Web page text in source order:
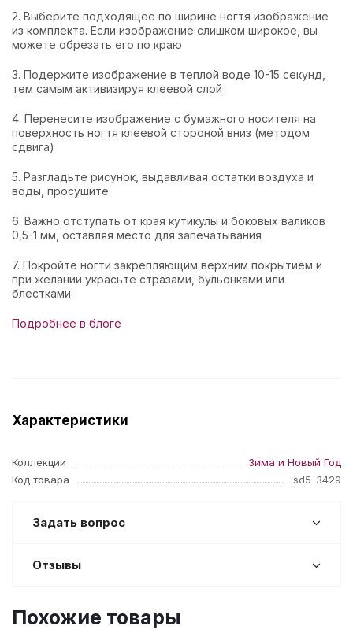
2. Выберите подходящее по ширине ногтя изображение
из комплекта. Если изображение слишком широкое, вы
можете обрезать его по краю
3. Подержите изображение в теплой воде 10-15 секунд,
тем самым активизируя клеевой слой
4. Перенесите изображение с бумажного носителя на
поверхность ногтя клеевой стороной вниз (методом
сдвига)
5. Разгладьте рисунок, выдавливая остатки воздуха и
воды, просушите
6. Важно отступать от края кутикулы и боковых валиков
0,5-1 мм, оставляя место для запечатывания
7. Покройте ногти закрепляющим верхним покрытием и
при желании украсьте стразами, бульонками или
блестками
Подробнее в блоге
Характеристики
Коллекции
Зима и Новый Год
Код товара
sd5-3429
Задать вопрос
Отзывы
Похожие товары